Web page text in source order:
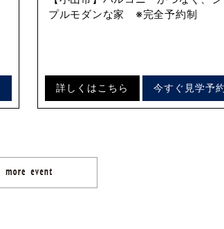
プルモダンな家 ※完全予約制
詳しくはこちら 今すぐ見学予約